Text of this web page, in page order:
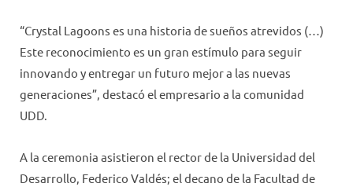
“Crystal Lagoons es una historia de sueños atrevidos (…)
Este reconocimiento es un gran estímulo para seguir
innovando y entregar un futuro mejor a las nuevas
generaciones”, destacó el empresario a la comunidad
UDD.
A la ceremonia asistieron el rector de la Universidad del
Desarrollo, Federico Valdés; el decano de la Facultad de